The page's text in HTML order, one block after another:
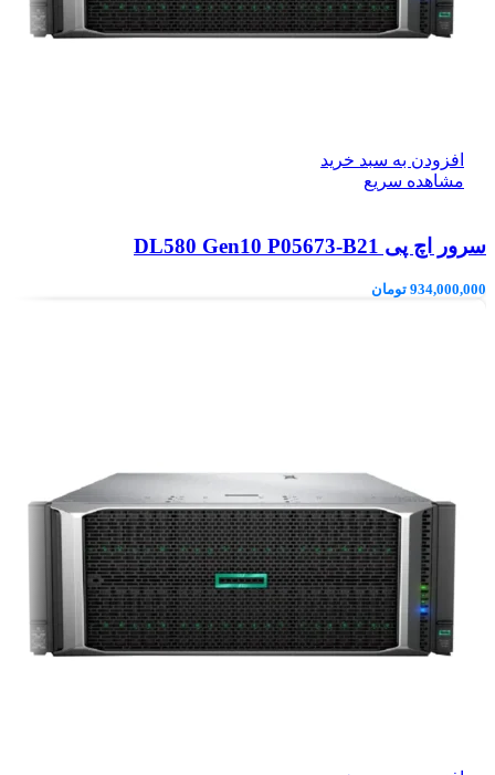
افزودن به سبد خرید
مشاهده سریع
سرور اچ پی DL580 Gen10 P05673-B21
934,000,000 تومان